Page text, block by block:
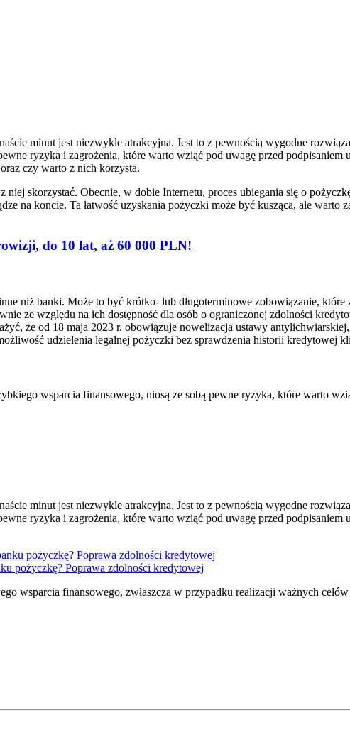
minut jest niezwykle atrakcyjna. Jest to z pewnością wygodne
ryzyka i zagrożenia, które warto wziąć pod uwagę przed
czy warto z nich korzysta.
skorzystać. Obecnie, w dobie Internetu, proces ubiegania się o
na koncie. Ta łatwość uzyskania pożyczki może być kusząca, ale warto
do 10 lat, aż 60 000 PLN!
niż banki. Może to być krótko- lub długoterminowe zobowiązanie, które
ze względu na ich dostępność dla osób o ograniczonej zdolności
że od 18 maja 2023 r. obowiązuje nowelizacja ustawy
udzielenia legalnej pożyczki bez sprawdzenia historii kredytowej
wsparcia finansowego, niosą ze sobą pewne ryzyka, które warto
minut jest niezwykle atrakcyjna. Jest to z pewnością wygodne
ryzyka i zagrożenia, które warto wziąć pod uwagę przed
pożyczkę? Poprawa zdolności kredytowej
wsparcia finansowego, zwłaszcza w przypadku realizacji ważnych